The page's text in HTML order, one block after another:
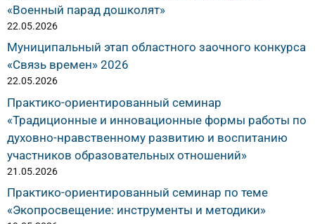
«Военный парад дошколят»
22.05.2026
Муниципальный этап областного заочного конкурса
«Связь времен» 2026
22.05.2026
Практико-ориентированный семинар
«Традиционные и инновационные формы работы по
духовно-нравственному развитию и воспитанию
участников образовательных отношений»
21.05.2026
Практико-ориентированный семинар по теме
«Экопросвещение: инструменты и методики»